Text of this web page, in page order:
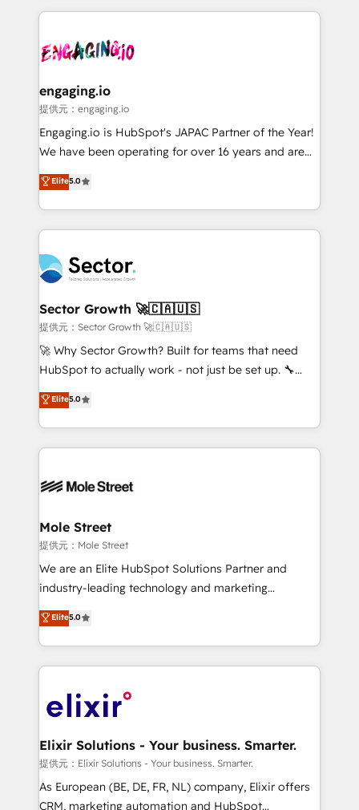
advanced optimization & adoption 📍 São Paulo, BR
• Des Moines, IA • New York, NY
dados e automatizar operações. O objetivo é
operacional de receita conectando equipes
Também somos distribuidores oficiais da HubSpot
e de mais de 150 softwares globais permitindo
contratar e pagar a HubSpot em reais com nota
fiscal no Brasil e gerar economia de até 50% na
Oferecemos ainda agentes de IA especializados em
HubSpot que automatizam tarefas executam rotinas
empresas em 13 países utilizam a Nexforce. Somos
a maior parceira da HubSpot na América Latina e
líder no ranking global de sucesso do cliente da
HubSpot.
engaging.io
提供元：engaging.io
Engaging.io is HubSpot's JAPAC Partner of the Year!
We have been operating for over 16 years and are
one of HubSpot's most experienced and technically
capable Agency Partners globally. We specialise in
complex CRM migrations, implementations,
integrations, custom CMS portal development,
businesses. Our teams are based in North America
and APAC. We are HubSpot's top-ranked Advanced
Implementation Certified Partner and we contribute
to their advisory council. We strive to do 'good work
with good people' and have worked with incredible
brands. You can see some of them on our website,
Elite5.0
Sector Growth 🚀🇨🇦🇺🇸
提供元：Sector Growth 🚀🇨🇦🇺🇸
🚀 Why Sector Growth? Built for teams that need
HubSpot to actually work - not just be set up. 🔧
HubSpot Experts: Onboarding, migrations,
automation, and training built for adoption. ⚡ Highly
Technical Execution: ERP, EMR and Custom
Integrations; complex builds delivered in weeks, not
workflows; automation agents; process optimization
Healthcare: HIPAA implementations; secure data
workflows 💼 Financial Services: compliant
workflows; audit-ready reporting ⚖️ Legal: client
intake; pipeline and document workflows 🛒 E-
revenue automation 🏢 Real Estate: deal pipelines;
portfolio and lifecycle management 🏭
HIPAA-aware; CASL-compliant; GDPR-ready
implementations where required 💡 Why 500+
built to scale.
Elite5.0
Mole Street
提供元：Mole Street
We are an Elite HubSpot Solutions Partner and
industry-leading technology and marketing
consultancy. Our focus is on enterprise and mid-
market B2B companies globally that want a strategic
approach to execute their goals through creative
applications of our solutions; Technical HubSpot
Design, Migrations + Integrations. Mole Street’s
greatness, which is achieved through creating
absolute clarity, derived from a well-defined
strategy, executed well, and reported on with clear
results. The culture is driven by core values; Joy, Grit,
Elite5.0
Elixir Solutions - Your business. Smarter.
提供元：Elixir Solutions - Your business. Smarter.
As European (BE, DE, FR, NL) company, Elixir offers
CRM, marketing automation and HubSpot